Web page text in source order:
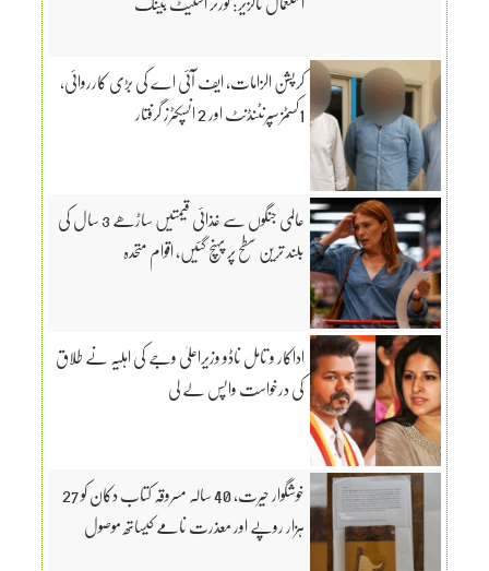
کرپشن الزامات، ایف آئی اے کی بڑی کارروائی،
1کسٹمز سپرنٹنڈنٹ اور 2 انسپکٹرز گرفتار
عالمی جنگوں سے غذائی قیمتیں ساڑھے 3 سال کی
بلند ترین سطح پر پہنچ گئیں، اقوام متحدہ
اداکار و تامل ناڈو وزیراعلیٰ وجے کی اہلیہ نے طلاق
کی درخواست واپس لے لی
خوشگوار حیرت، 40 سالہ مسروقہ کتاب دکان کو 27
ہزار روپے اور معذرت نامے کیساتھ موصول